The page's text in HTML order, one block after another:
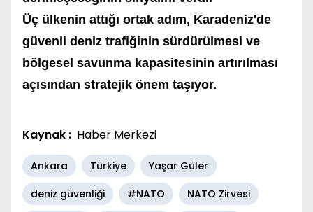
Üç ülkenin attığı ortak adım, Karadeniz'de
güvenli deniz trafiğinin sürdürülmesi ve
bölgesel savunma kapasitesinin artırılması
açısından stratejik önem taşıyor.
Kaynak : Haber Merkezi
Ankara Türkiye
Yaşar Güler
deniz güvenliği
#NATO
NATO Zirvesi